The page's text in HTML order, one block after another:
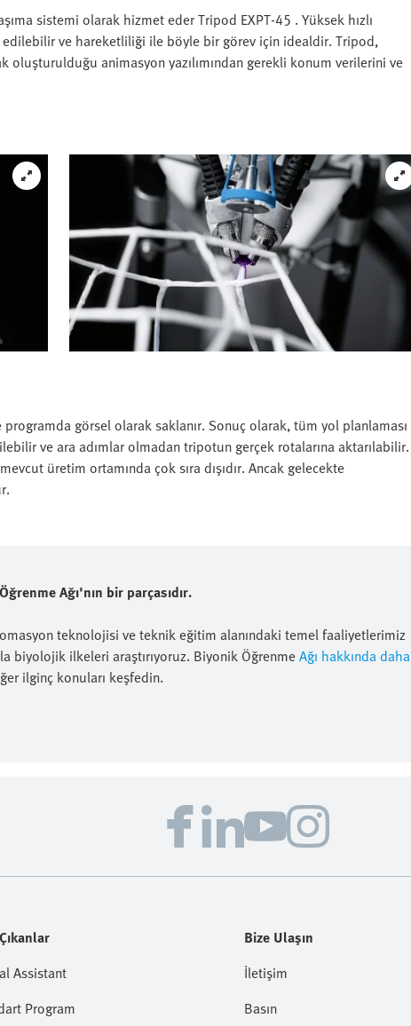
sistemi olarak hizmet eder Tripod EXPT-45 . Yüksek hızlı
edilebilir ve hareketliliği ile böyle bir görev için idealdir. Tripod,
oluşturulduğu animasyon yazılımından gerekli konum verilerini ve
görsel olarak saklanır. Sonuç olarak, tüm yol planlaması
ve ara adımlar olmadan tripotun gerçek rotalarına aktarılabilir.
üretim ortamında çok sıra dışıdır. Ancak gelecekte
Ağı'nın bir parçasıdır.
teknolojisi ve teknik eğitim alanındaki temel faaliyetlerimiz
biyolojik ilkeleri araştırıyoruz. Biyonik ÖğrenmeAğı hakkında daha
ilginç konuları keşfedin.
Assistant
Program
Bize Ulaşın
İletişim
Basın